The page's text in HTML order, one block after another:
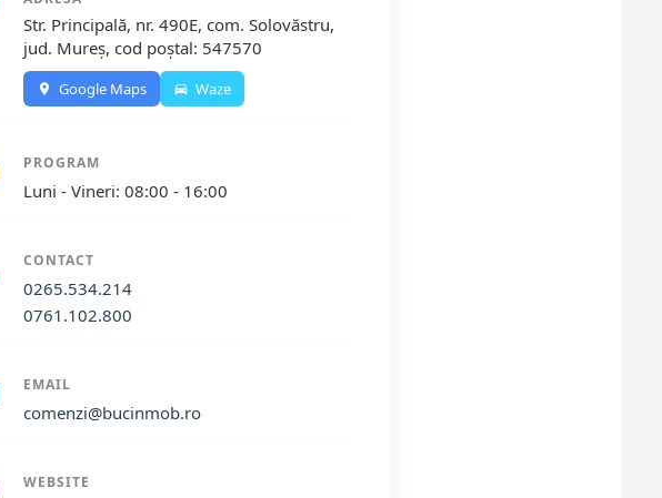
Str. Principală, nr. 490E, com. Solovăstru,
jud. Mureș, cod poștal: 547570
Google Maps Waze
PROGRAM
Luni - Vineri: 08:00 - 16:00
CONTACT
0265.534.214
0761.102.800
EMAIL
comenzi@bucinmob.ro
WEBSITE